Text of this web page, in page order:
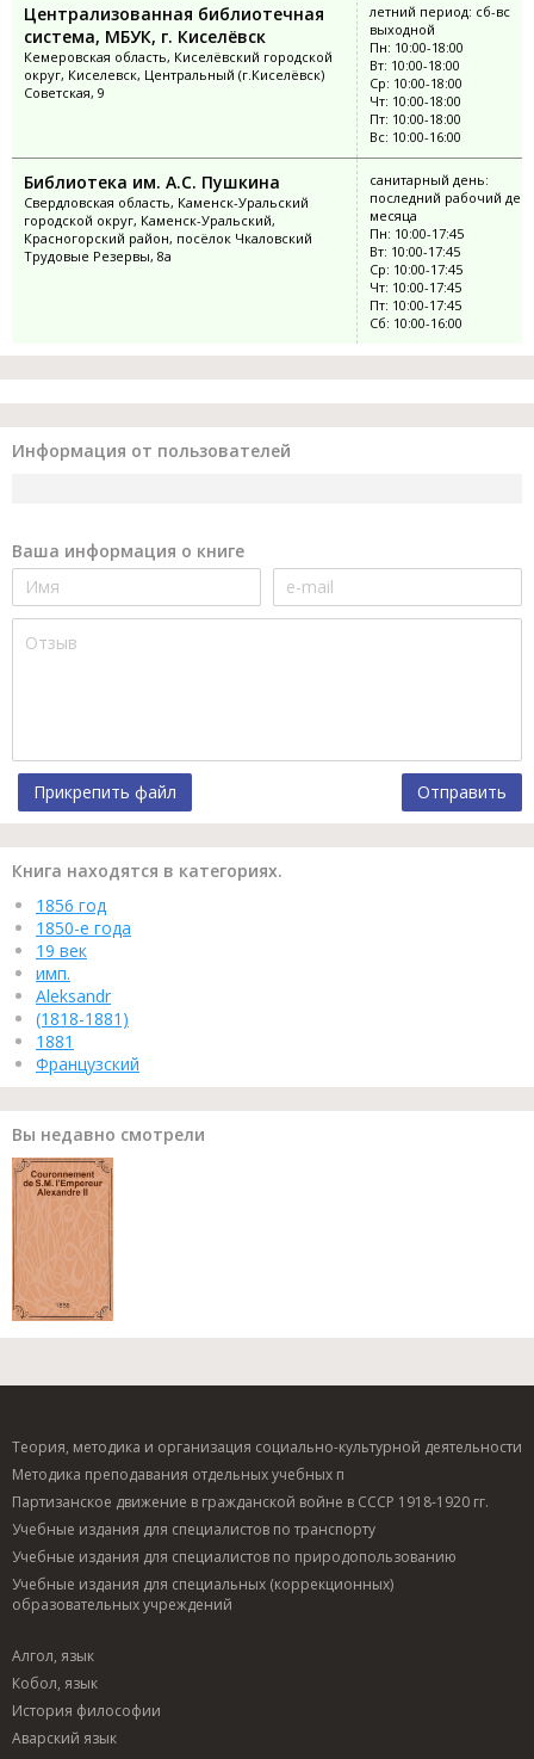
Централизованная библиотечная
система, МБУК, г. Киселёвск
Кемеровская область, Киселёвский городской
округ, Киселевск, Центральный (г.Киселёвск)
Советская, 9
летний период: сб-вс
выходной
Пн: 10:00-18:00
Вт: 10:00-18:00
Ср: 10:00-18:00
Чт: 10:00-18:00
Пт: 10:00-18:00
Вс: 10:00-16:00
Библиотека им. А.С. Пушкина
Свердловская область, Каменск-Уральский
городской округ, Каменск-Уральский,
Красногорский район, посёлок Чкаловский
Трудовые Резервы, 8а
санитарный день:
последний рабочий
месяца
Пн: 10:00-17:45
Вт: 10:00-17:45
Ср: 10:00-17:45
Чт: 10:00-17:45
Пт: 10:00-17:45
Сб: 10:00-16:00
Информация от пользователей
Ваша информация о книге
Прикрепить файл Отправить
Книга находятся в категориях.
1856 год
1850-е года
19 век
имп.
Aleksandr
(1818-1881)
1881
Французский
Вы недавно смотрели
Теория, методика и организация социально-культурной деятельности
Методика преподавания отдельных учебных п
Партизанское движение в гражданской войне в СССР 1918-1920 гг.
Учебные издания для специалистов по транспорту
Учебные издания для специалистов по природопользованию
Учебные издания для специальных (коррекционных)
образовательных учреждений
Алгол, язык
Кобол, язык
История философии
Аварский язык